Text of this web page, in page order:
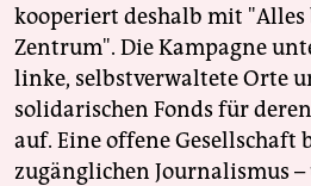
kooperiert deshalb mit
Zentrum". Die Kampagne
linke, selbstverwaltete Orte
solidarischen Fonds für
auf. Eine offene Gesellschaft
zugänglichen Journalismus